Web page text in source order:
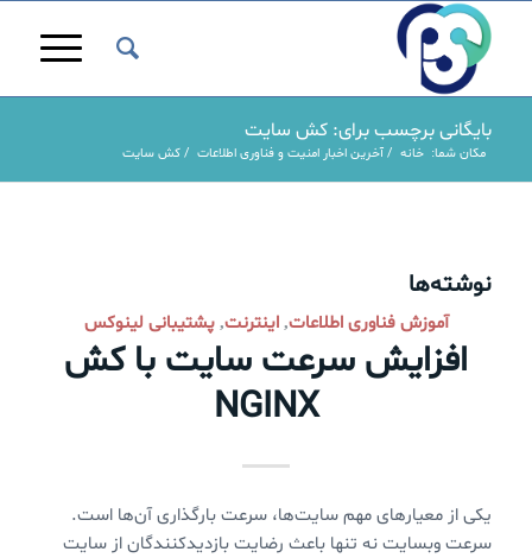
بایگانی برچسب برای: کش سایت
مکان شما: خانه / آخرین اخبار امنیت و فناوری اطلاعات / کش سایت
نوشته‌ها
آموزش فناوری اطلاعات,اینترنت,پشتیبانی لینوکس
افزایش سرعت سایت با کش
NGINX
یکی از معیارهای مهم سایت‌ها، سرعت بارگذاری آن‌ها است.
سرعت وبسایت نه تنها باعث رضایت بازدیدکنندگان از سایت